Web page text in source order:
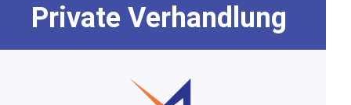
Private Verhandlung